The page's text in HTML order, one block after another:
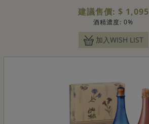
建議售價: $ 1,095
酒精濃度: 0%
加入WISH LIST